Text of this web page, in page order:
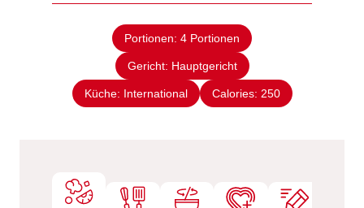
e
i
n
u
t
n
Portionen: 4 Portionen
Gericht: Hauptgericht
Küche: International Calories: 250